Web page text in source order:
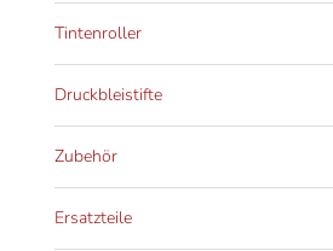
Tintenroller
Druckbleistifte
Zubehör
Ersatzteile